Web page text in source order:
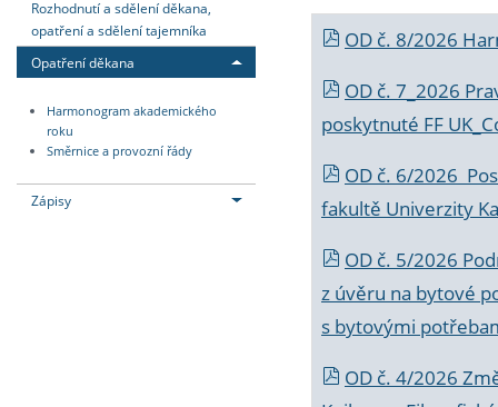
Rozhodnutí a sdělení děkana,
opatření a sdělení tajemníka
Opatření děkana
Harmonogram akademického
roku
Směrnice a provozní řády
Zápisy
OD č. 8/2026
OD č. 7_2026
poskytnuté FF
OD č. 6/2026
fakultě Univerzity
OD č. 5/2026
z úvěru na bytové
s bytovými
OD č. 4/2026